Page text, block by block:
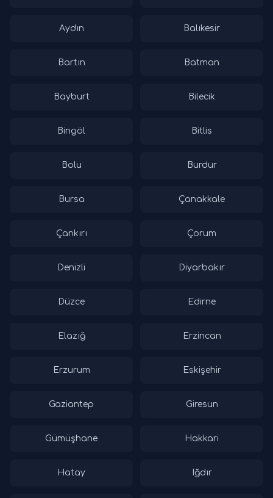
Aydın Balıkesir
Bartın Batman
Bayburt Bilecik
Bingöl Bitlis
Bolu Burdur
Bursa Çanakkale
Çankırı Çorum
Denizli Diyarbakır
Düzce Edirne
Elazığ Erzincan
Erzurum Eskişehir
Gaziantep Giresun
Gümüşhane Hakkari
Hatay Iğdır